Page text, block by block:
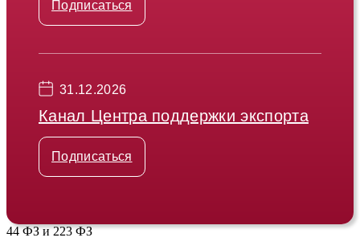
Подписаться
31.12.2026
Канал Центра поддержки экспорта
Подписаться
44 ФЗ и 223 ФЗ